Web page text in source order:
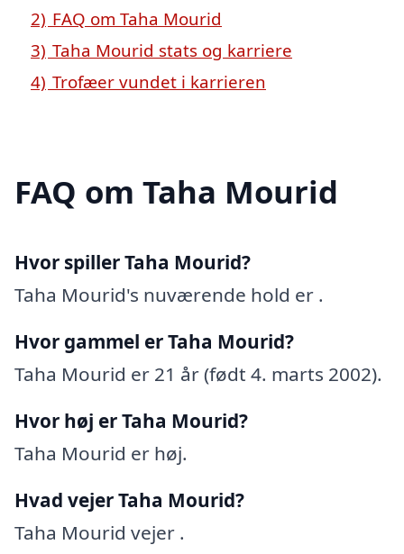
2) FAQ om Taha Mourid
3) Taha Mourid stats og karriere
4) Trofæer vundet i karrieren
FAQ om Taha Mourid
Hvor spiller Taha Mourid?
Taha Mourid's nuværende hold er .
Hvor gammel er Taha Mourid?
Taha Mourid er 21 år (født 4. marts 2002).
Hvor høj er Taha Mourid?
Taha Mourid er høj.
Hvad vejer Taha Mourid?
Taha Mourid vejer .